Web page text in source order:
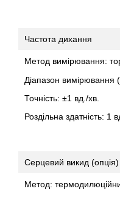
Частота дихання
Метод вимірювання:
Діапазон вимірювання
Точність: ±1 вд./хв.
Роздільна здатність: 1
Серцевий викид (опція)
Метод: